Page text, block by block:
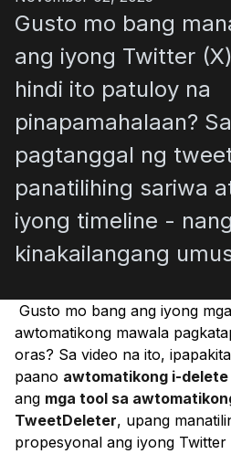
Gusto mo bang
ang iyong Twitter
hindi ito patuloy na
pinapamahalaan?
pagtanggal ng
panatilihing sariwa
iyong timeline -
kinakailangang
Gusto mo bang ang iyong
awtomatikong mawala
oras? Sa video na ito,
paano awtomatikong i-
ang mga tool sa
TweetDeleter, upang
propesyonal ang iyong